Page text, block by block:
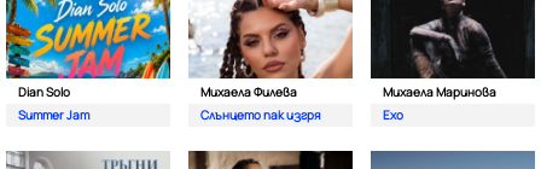
Dian Solo
Summer Jam
Михаела Филева
Слънцето пак изгря
Михаела Маринова
Ехо